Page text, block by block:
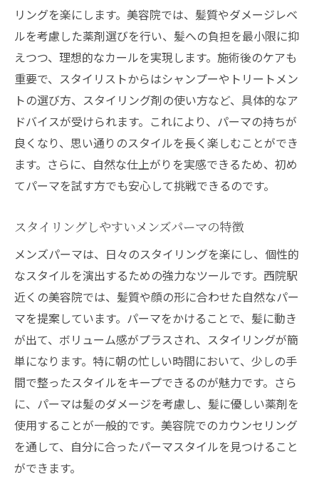
リピーターが語る美容院選びのポイント
西院駅の美容院で新しい自分を見つけるメンズ
パーマのすすめ
パーマで変わる印象とその効果
美容院での新しいスタイルへの挑戦
日常に変化をもたらすメンズパーマ
メンズパーマで個性を引き出すテクニック
スタイリストとのコラボで生まれる新スタ
分
リングを楽にします。美容院では、髪質やダメージレベ
ルを考慮した薬剤選びを行い、髪への負担を最小限に抑
えつつ、理想的なカールを実現します。施術後のケアも
重要で、スタイリストからはシャンプーやトリートメン
トの選び方、スタイリング剤の使い方など、具体的なア
ドバイスが受けられます。これにより、パーマの持ちが
良くなり、思い通りのスタイルを長く楽しむことができ
ます。さらに、自然な仕上がりを実感できるため、初め
てパーマを試す方でも安心して挑戦できるのです。
スタイリングしやすいメンズパーマの特徴
メンズパーマは、日々のスタイリングを楽にし、個性的
なスタイルを演出するための強力なツールです。西院駅
近くの美容院では、髪質や顔の形に合わせた自然なパー
マを提案しています。パーマをかけることで、髪に動き
が出て、ボリューム感がプラスされ、スタイリングが簡
単になります。特に朝の忙しい時間において、少しの手
間で整ったスタイルをキープできるのが魅力です。さら
に、パーマは髪のダメージを考慮し、髪に優しい薬剤を
使用することが一般的です。美容院でのカウンセリング
を通して、自分に合ったパーマスタイルを見つけること
ができます。